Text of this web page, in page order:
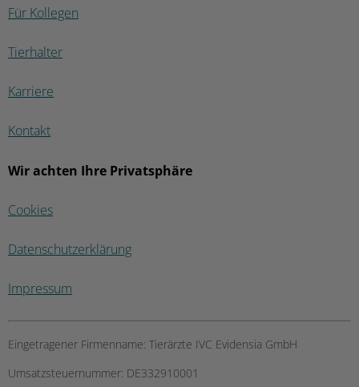
Für Kollegen
Tierhalter
Karriere
Kontakt
Wir achten Ihre Privatsphäre
Cookies
Datenschutzerklärung
Impressum
Eingetragener Firmenname: Tierärzte IVC Evidensia GmbH
Umsatzsteuernummer: DE332910001